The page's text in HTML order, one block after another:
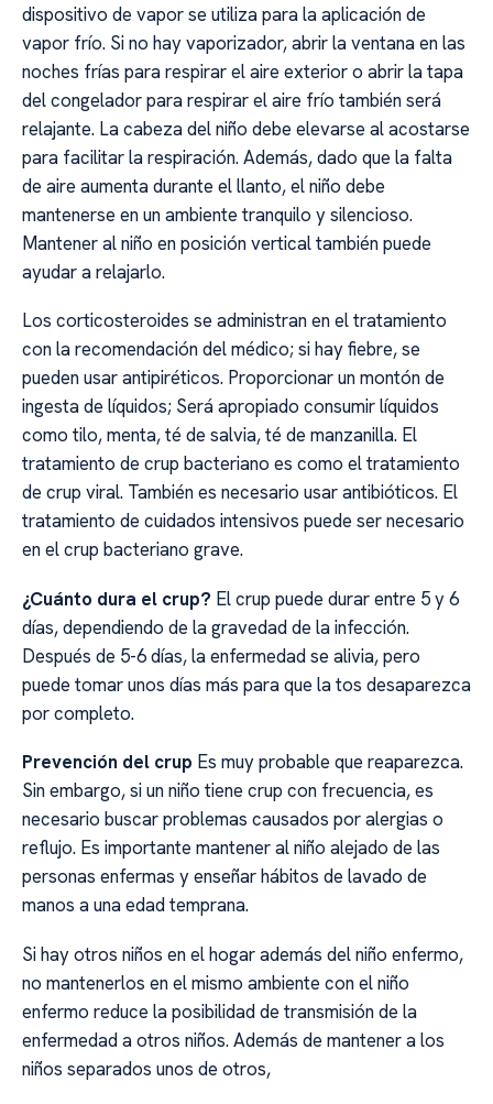
dispositivo de vapor se utiliza para la aplicación de
vapor frío. Si no hay vaporizador, abrir la ventana en las
noches frías para respirar el aire exterior o abrir la tapa
del congelador para respirar el aire frío también será
relajante. La cabeza del niño debe elevarse al acostarse
para facilitar la respiración. Además, dado que la falta
de aire aumenta durante el llanto, el niño debe
mantenerse en un ambiente tranquilo y silencioso.
Mantener al niño en posición vertical también puede
ayudar a relajarlo.
Los corticosteroides se administran en el tratamiento
con la recomendación del médico; si hay fiebre, se
pueden usar antipiréticos. Proporcionar un montón de
ingesta de líquidos; Será apropiado consumir líquidos
como tilo, menta, té de salvia, té de manzanilla. El
tratamiento de crup bacteriano es como el tratamiento
de crup viral. También es necesario usar antibióticos. El
tratamiento de cuidados intensivos puede ser necesario
en el crup bacteriano grave.
¿Cuánto dura el crup? El crup puede durar entre 5 y 6
días, dependiendo de la gravedad de la infección.
Después de 5-6 días, la enfermedad se alivia, pero
puede tomar unos días más para que la tos desaparezca
por completo.
Prevención del crup Es muy probable que reaparezca.
Sin embargo, si un niño tiene crup con frecuencia, es
necesario buscar problemas causados por alergias o
reflujo. Es importante mantener al niño alejado de las
personas enfermas y enseñar hábitos de lavado de
manos a una edad temprana.
Si hay otros niños en el hogar además del niño enfermo,
no mantenerlos en el mismo ambiente con el niño
enfermo reduce la posibilidad de transmisión de la
enfermedad a otros niños. Además de mantener a los
niños separados unos de otros,